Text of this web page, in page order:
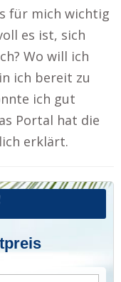
für mich wichtig
es ist, sich
Wo will ich
ich bereit zu
ich gut
Portal hat die
erklärt.